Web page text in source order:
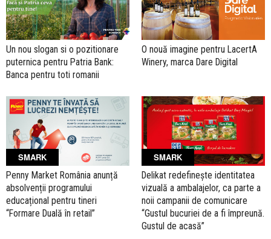
Un nou slogan si o pozitionare
puternica pentru Patria Bank:
Banca pentru toti romanii
O nouă imagine pentru LacertA
Winery, marca Dare Digital
SMARK
Penny Market România anunță
absolvenții programului
educațional pentru tineri
“Formare Duală în retail”
SMARK
Delikat redefinește identitatea
vizuală a ambalajelor, ca parte a
noii campanii de comunicare
“Gustul bucuriei de a fi împreună.
Gustul de acasă”